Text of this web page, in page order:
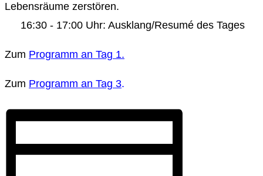
Lebensräume zerstören.
16:30 - 17:00 Uhr: Ausklang/Resumé des Tages
Zum Programm an Tag 1.
Zum Programm an Tag 3.